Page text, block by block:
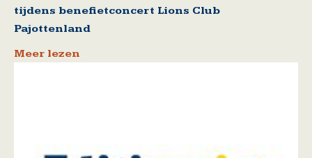
tijdens benefietconcert Lions Club
Pajottenland
Meer lezen